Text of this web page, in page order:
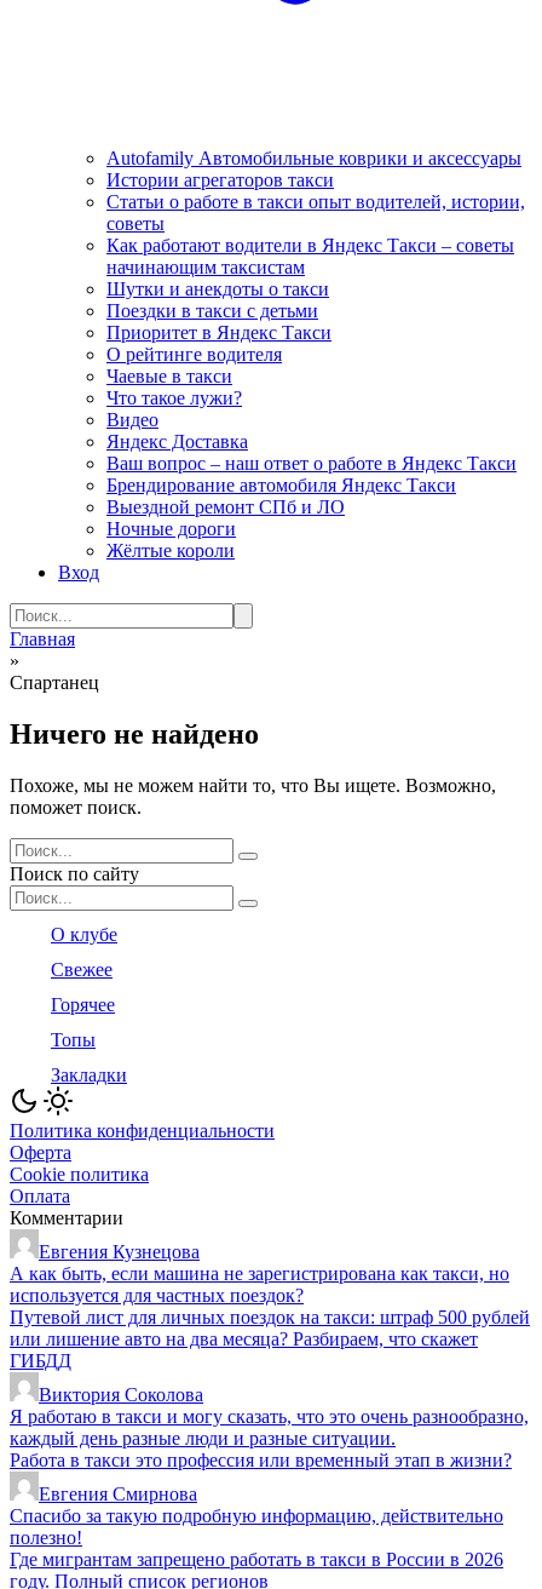
Autofamily Автомобильные коврики и аксессуары
Истории агрегаторов такси
Статьи о работе в такси опыт водителей, истории,
советы
Как работают водители в Яндекс Такси – советы
начинающим таксистам
Шутки и анекдоты о такси
Поездки в такси с детьми
Приоритет в Яндекс Такси
О рейтинге водителя
Чаевые в такси
Что такое лужи?
Видео
Яндекс Доставка
Ваш вопрос – наш ответ о работе в Яндекс Такси
Брендирование автомобиля Яндекс Такси
Выездной ремонт СПб и ЛО
Ночные дороги
Жёлтые короли
Вход
Search
for:
Главная
»
Спартанец
Ничего не найдено
Похоже, мы не можем найти то, что Вы ищете. Возможно,
поможет поиск.
Search
for:
Поиск по сайту
Search
for:
О клубе
Свежее
Горячее
Топы
Закладки
Политика конфиденциальности
Оферта
Cookie политика
Оплата
Комментарии
Евгения Кузнецова
А как быть, если машина не зарегистрирована как такси, но
используется для частных поездок?
Путевой лист для личных поездок на такси: штраф 500 рублей
или лишение авто на два месяца? Разбираем, что скажет
ГИБДД
Виктория Соколова
Я работаю в такси и могу сказать, что это очень разнообразно,
каждый день разные люди и разные ситуации.
Работа в такси это профессия или временный этап в жизни?
Евгения Смирнова
Спасибо за такую подробную информацию, действительно
полезно!
Где мигрантам запрещено работать в такси в России в 2026
году. Полный список регионов